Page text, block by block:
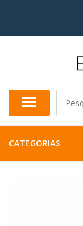
CATEGORIAS